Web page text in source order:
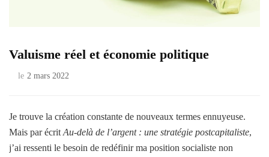
Valuisme réel et économie politique
le 2 mars 2022
Je trouve la création constante de nouveaux termes ennuyeuse.
Mais par écrit Au-delà de l’argent : une stratégie postcapitaliste,
j’ai ressenti le besoin de redéfinir ma position socialiste non